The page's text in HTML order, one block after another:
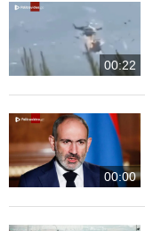
00:22
00:00